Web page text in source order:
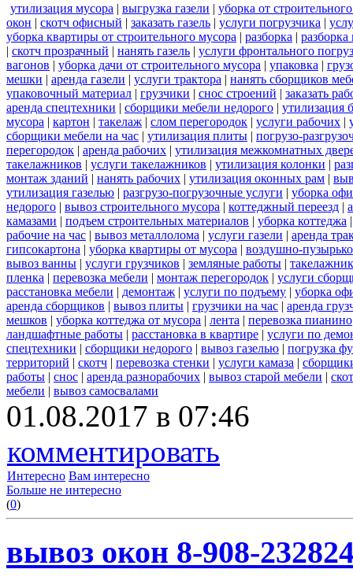
утилизация мусора | выгрузка газели | уборка от
окон | скотч офисный | заказать газель | услуги погрузчика |
уборка квартиры от строительного мусора | разборка |
| скотч прозрачный | нанять газель | услуги фронтального
вагонов | уборка дачи от строительного мусора | упаковка |
мешки | аренда газели | услуги трактора | нанять сборщиков
упаковочный материал | грузчики | снос строений | заказать
аренда спецтехники | сборщики мебели недорого | утилизация
мусора | картон | такелаж | слом перегородок | услуги рабочих |
сборщики мебели на час | утилизация плиты | погрузо-
перегородок | аренда рабочих | утилизация межкомнатных
такелажников | услуги такелажников | утилизация колонки |
монтаж зданий | нанять рабочих | утилизация оконных рам |
утилизация газелью | разгрузо-погрузочные услуги | уборка
недорого | вывоз строительного мусора | коттеджный переезд |
камазами | подъем строительных материалов | уборка коттеджа
рабочие на час | вывоз металлолома | услуги газели | аренда
гипсокартона | уборка квартиры от мусора | воздушно-
вывоз ванны | услуги грузчиков | земляные работы |
пленка | перевозка мебели | монтаж перегородок | услуги
расстановка мебели | демонтаж | услуги по подъему | уборка
аренда сборщиков | вывоз плиты | грузчики на час | аренда
мешков | уборка коттеджа от мусора | лента | перевозка пианино
ландшафтные работы | расстановка в квартире | услуги по
спецтехники | сборщики недорого | вывоз газелью | погрузка
территорий | скотч | перевозка стенки | услуги камаза |
работы | снос | аренда разнорабочих | вывоз старой мебели |
мебели | вывоз самосвалами
01.08.2017 в 07:46
комментировать
Интересно Вам интересно
Больше не интересно
(0)
вывоз окон 8-908-